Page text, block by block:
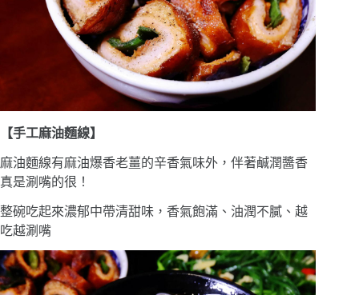
【手工麻油麵線】
麻油麵線有麻油爆香老薑的辛香氣味外，伴著鹹潤醬香
真是涮嘴的很！
整碗吃起來濃郁中帶清甜味，香氣飽滿、油潤不膩、越
吃越涮嘴